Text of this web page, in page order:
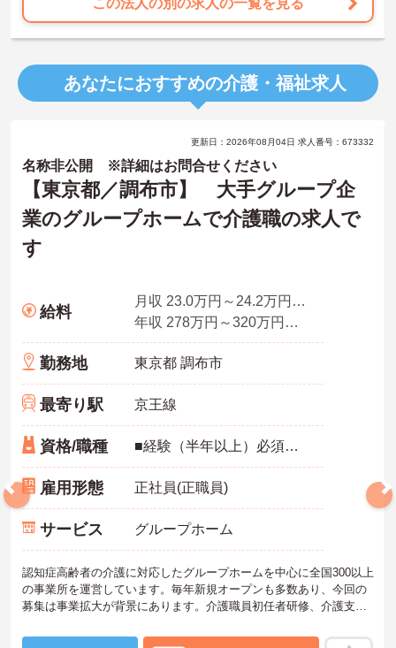
この法人の別の求人の一覧を見る
あなたにおすすめの介護・福祉求人
更新日：2026年08月04日 求人番号：673332
名称非公開 ※詳細はお問合せください
【東京都／調布市】 大手グループ企
業のグループホームで介護職の求人で
す
給料
月収 23.0万円～24.2万円【有資格かつ経験者】月給 232,000円～ 【介護福祉士】月給 242,000円～
年収 278万円～320万円程度（諸手当込）
勤務地 東京都 調布市
最寄り駅 京王線
資格/職種 ■経験（半年以上）必須、無資格可能
雇用形態 正社員(正職員)
サービス グループホーム
認知症高齢者の介護に対応したグループホームを中心に全国300以上
の事業所を運営しています。毎年新規オープンも多数あり、今回の
募集は事業拡大が背景にあります。介護職員初任者研修、介護支援
最大限サポートするために、教育・研修・採用を専門とする部署